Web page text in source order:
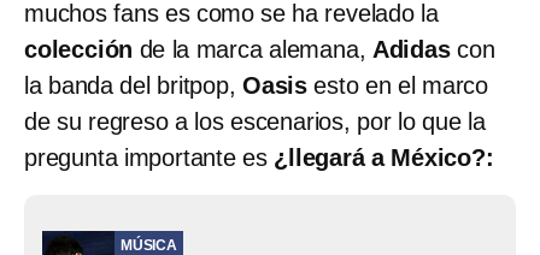
muchos fans es como se ha revelado la
colección de la marca alemana, Adidascon
la banda del britpop, Oasis esto en el marco
de su regreso a los escenarios, por lo que la
pregunta importante es ¿llegará a México?:
MÚSICA